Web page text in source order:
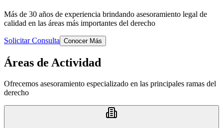
Más de 30 años de experiencia brindando asesoramiento legal de
calidad en las áreas más importantes del derecho
Solicitar Consulta Conocer Más
Áreas de Actividad
Ofrecemos asesoramiento especializado en las principales ramas del
derecho